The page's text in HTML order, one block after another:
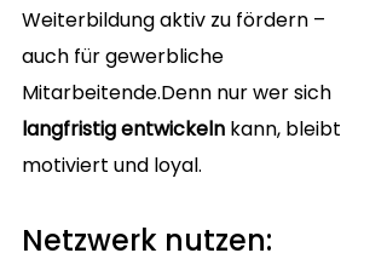
Weiterbildung aktiv zu fördern –
auch für gewerbliche
Mitarbeitende.Denn nur wer sich
langfristig entwickeln kann, bleibt
motiviert und loyal.
Netzwerk nutzen: